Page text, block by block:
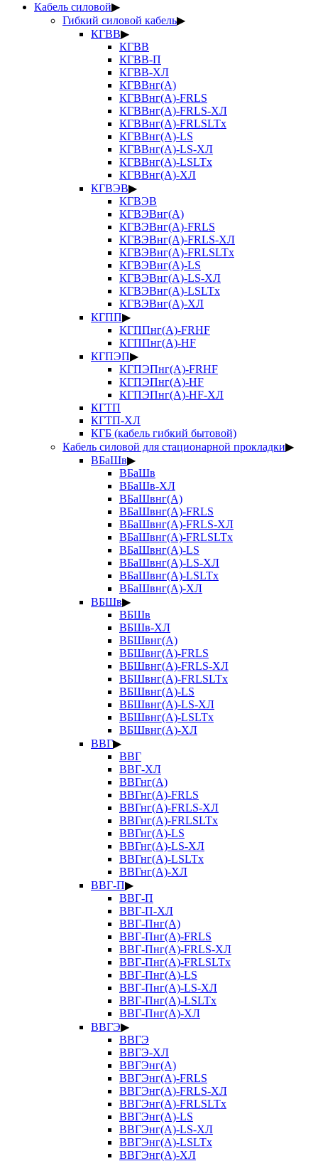
Кабель силовой▶
Гибкий силовой кабель▶
КГВВ▶
КГВВ
КГВВ-П
КГВВ-ХЛ
КГВВнг(А)
КГВВнг(А)-FRLS
КГВВнг(А)-FRLS-ХЛ
КГВВнг(А)-FRLSLTx
КГВВнг(А)-LS
КГВВнг(А)-LS-ХЛ
КГВВнг(А)-LSLTx
КГВВнг(А)-ХЛ
КГВЭВ▶
КГВЭВ
КГВЭВнг(А)
КГВЭВнг(А)-FRLS
КГВЭВнг(А)-FRLS-ХЛ
КГВЭВнг(А)-FRLSLTx
КГВЭВнг(А)-LS
КГВЭВнг(А)-LS-ХЛ
КГВЭВнг(А)-LSLTx
КГВЭВнг(А)-ХЛ
КГПП▶
КГППнг(А)-FRHF
КГППнг(А)-HF
КГПЭП▶
КГПЭПнг(А)-FRHF
КГПЭПнг(А)-HF
КГПЭПнг(А)-HF-ХЛ
КГТП
КГТП-ХЛ
КГБ (кабель гибкий бытовой)
Кабель силовой для стационарной прокладки▶
ВБаШв▶
ВБаШв
ВБаШв-ХЛ
ВБаШвнг(А)
ВБаШвнг(А)-FRLS
ВБаШвнг(А)-FRLS-ХЛ
ВБаШвнг(А)-FRLSLTx
ВБаШвнг(А)-LS
ВБаШвнг(А)-LS-ХЛ
ВБаШвнг(А)-LSLTx
ВБаШвнг(А)-ХЛ
ВБШв▶
ВБШв
ВБШв-ХЛ
ВБШвнг(А)
ВБШвнг(А)-FRLS
ВБШвнг(А)-FRLS-ХЛ
ВБШвнг(А)-FRLSLTx
ВБШвнг(А)-LS
ВБШвнг(А)-LS-ХЛ
ВБШвнг(А)-LSLTx
ВБШвнг(А)-ХЛ
ВВГ▶
ВВГ
ВВГ-ХЛ
ВВГнг(А)
ВВГнг(А)-FRLS
ВВГнг(А)-FRLS-ХЛ
ВВГнг(А)-FRLSLTx
ВВГнг(А)-LS
ВВГнг(А)-LS-ХЛ
ВВГнг(А)-LSLTx
ВВГнг(А)-ХЛ
ВВГ-П▶
ВВГ-П
ВВГ-П-ХЛ
ВВГ-Пнг(А)
ВВГ-Пнг(А)-FRLS
ВВГ-Пнг(А)-FRLS-ХЛ
ВВГ-Пнг(А)-FRLSLTx
ВВГ-Пнг(А)-LS
ВВГ-Пнг(А)-LS-ХЛ
ВВГ-Пнг(А)-LSLTx
ВВГ-Пнг(А)-ХЛ
ВВГЭ▶
ВВГЭ
ВВГЭ-ХЛ
ВВГЭнг(А)
ВВГЭнг(А)-FRLS
ВВГЭнг(А)-FRLS-ХЛ
ВВГЭнг(А)-FRLSLTx
ВВГЭнг(А)-LS
ВВГЭнг(А)-LS-ХЛ
ВВГЭнг(А)-LSLTx
ВВГЭнг(А)-ХЛ